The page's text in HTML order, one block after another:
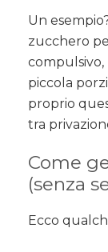
Un
zucchero
piccola
proprio
tra
Come
(senza
Ecco